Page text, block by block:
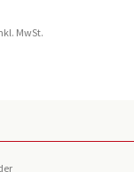
MwSt.